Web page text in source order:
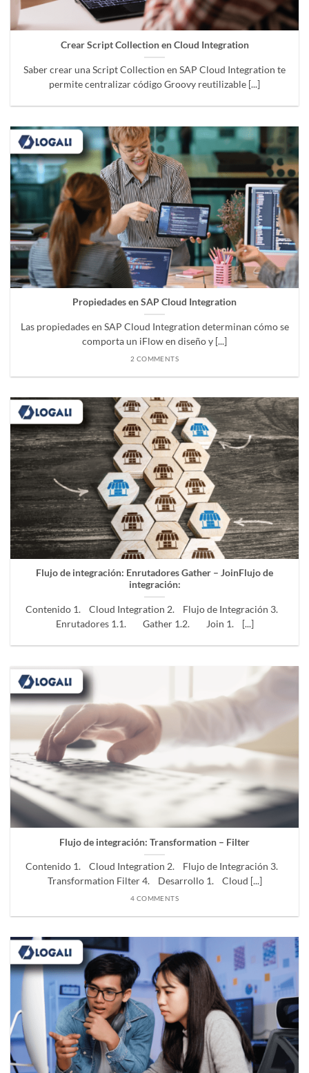
Crear Script Collection en Cloud Integration
Saber crear una Script Collection en SAP Cloud Integration te
permite centralizar código Groovy reutilizable [...]
Propiedades en SAP Cloud Integration
Las propiedades en SAP Cloud Integration determinan cómo se
comporta un iFlow en diseño y [...]
2 COMMENTS
Flujo de integración: Enrutadores Gather – JoinFlujo de
integración:
Contenido 1. Cloud Integration 2. Flujo de Integración 3.
Enrutadores 1.1. Gather 1.2. Join 1. [...]
Flujo de integración: Transformation – Filter
Contenido 1. Cloud Integration 2. Flujo de Integración 3.
Transformation Filter 4. Desarrollo 1. Cloud [...]
4 COMMENTS